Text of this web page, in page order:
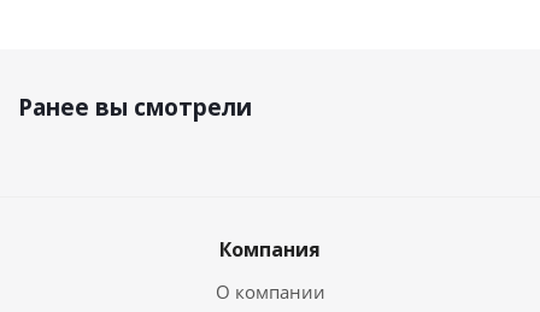
Ранее вы смотрели
Компания
О компании